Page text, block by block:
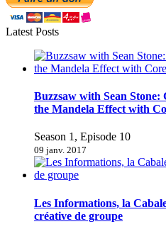
Latest Posts
Buzzsaw with Sean Stone:
the Mandela Effect with
Season 1, Episode 10
09 janv. 2017
Les Informations, la
créative de groupe